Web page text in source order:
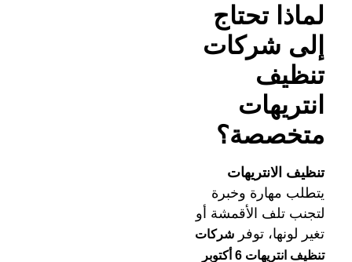
لماذا تحتاج
إلى شركات
تنظيف
انتريهات
متخصصة؟
تنظيف الانتريهات
يتطلب مهارة وخبرة
لتجنب تلف الأقمشة أو
تغير لونها، توفر شركات
تنظيف انتريهات 6 أكتوبر